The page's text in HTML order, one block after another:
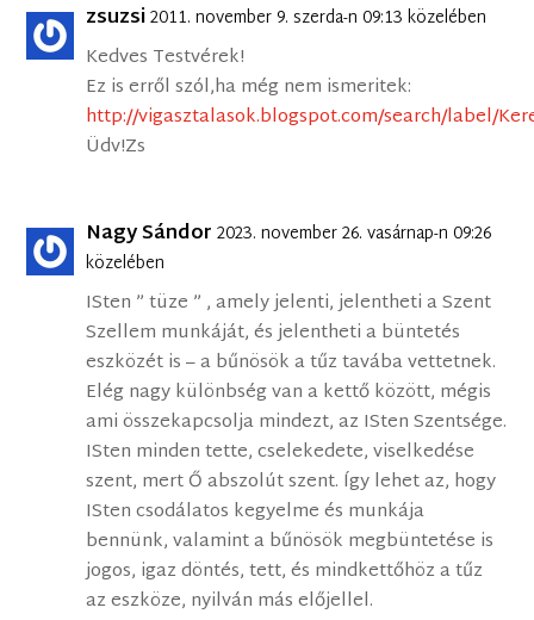
zsuzsi2011. november 9. szerda-n 09:13 közelében
Kedves Testvérek!
Ez is erről szól,ha még nem ismeritek:
http://vigasztalasok.blogspot.com/search/label/
Üdv!Zs
Nagy Sándor 2023. november 26. vasárnap-n 09:26
közelében
ISten ” tüze ” , amely jelenti, jelentheti a Szent
Szellem munkáját, és jelentheti a büntetés
eszközét is – a bűnösök a tűz tavába vettetnek.
Elég nagy különbség van a kettő között, mégis
ami összekapcsolja mindezt, az ISten Szentsége.
ISten minden tette, cselekedete, viselkedése
szent, mert Ő abszolút szent. Így lehet az, hogy
ISten csodálatos kegyelme és munkája
bennünk, valamint a bűnösök megbüntetése is
jogos, igaz döntés, tett, és mindkettőhöz a tűz
az eszköze, nyilván más előjellel.